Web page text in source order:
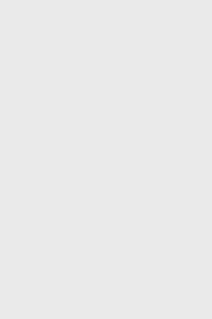
1K0407182 / 30924390 /